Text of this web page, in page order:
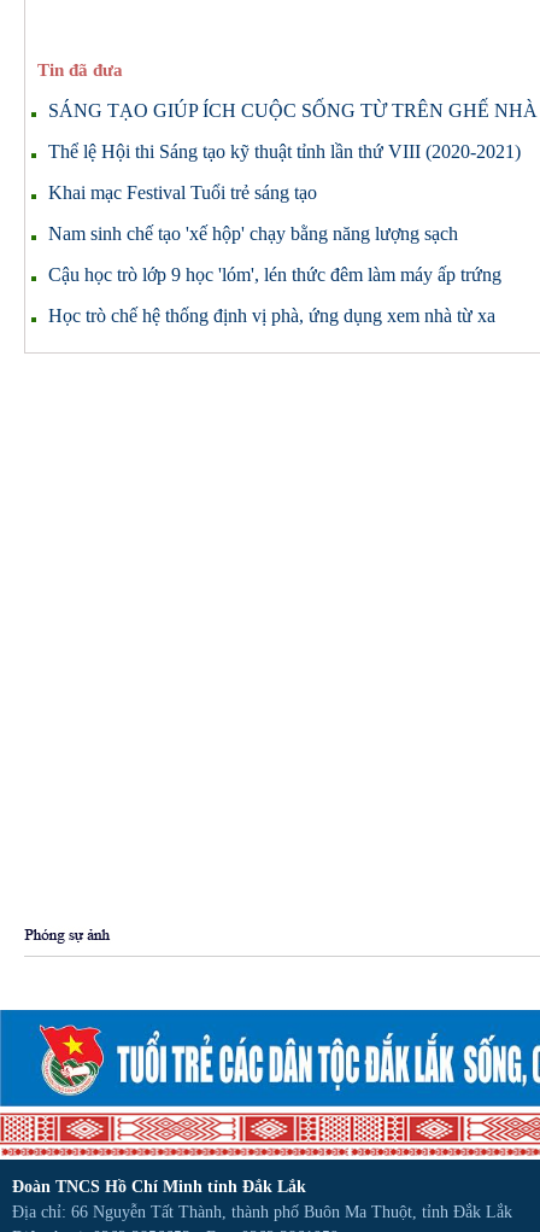
Tin đã đưa
SÁNG TẠO GIÚP ÍCH CUỘC SỐNG TỪ TRÊN GHẾ
Thể lệ Hội thi Sáng tạo kỹ thuật tỉnh lần thứ VIII (2020-2021)
Khai mạc Festival Tuổi trẻ sáng tạo
Nam sinh chế tạo 'xế hộp' chạy bằng năng lượng sạch
Cậu học trò lớp 9 học 'lóm', lén thức đêm làm máy ấp trứng
Học trò chế hệ thống định vị phà, ứng dụng xem nhà từ xa
Đoàn TNCS Hồ Chí Minh tỉnh Đắk Lắk
Địa chỉ: 66 Nguyễn Tất Thành, thành phố Buôn Ma Thuột, tỉnh Đắk Lắk